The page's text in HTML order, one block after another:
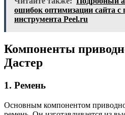
ошибок оптимизации сайта
инструмента Peel.ru
Компоненты
Дастер
1. Ремень
Основным компонентом